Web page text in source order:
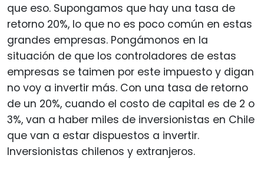
que eso. Supongamos que hay una tasa de
retorno 20%, lo que no es poco común en estas
grandes empresas. Pongámonos en la
situación de que los controladores de estas
empresas se taimen por este impuesto y digan
no voy a invertir más. Con una tasa de retorno
de un 20%, cuando el costo de capital es de 2 o
3%, van a haber miles de inversionistas en Chile
que van a estar dispuestos a invertir.
Inversionistas chilenos y extranjeros.